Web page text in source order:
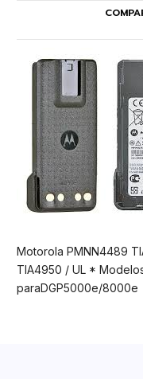
Motorola PMNN4489
TIA4950 / UL *
paraDGP5000e/8000e